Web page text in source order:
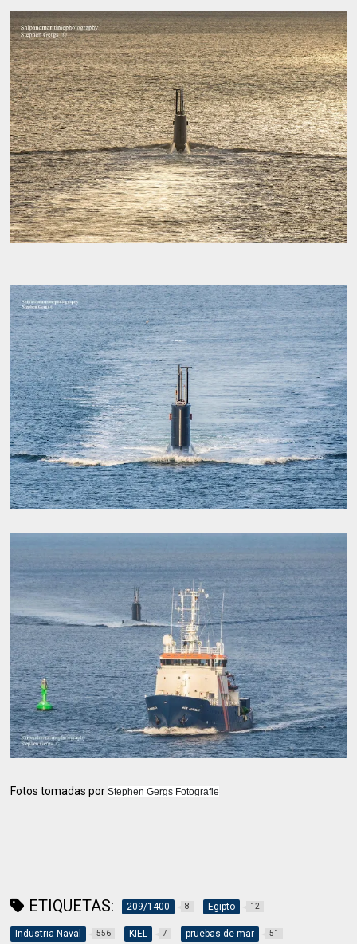
Fotos tomadas porStephen Gergs Fotografie
ETIQUETAS: 209/1400 8 Egipto 12
Industria Naval 556 KIEL 7 pruebas de mar 51